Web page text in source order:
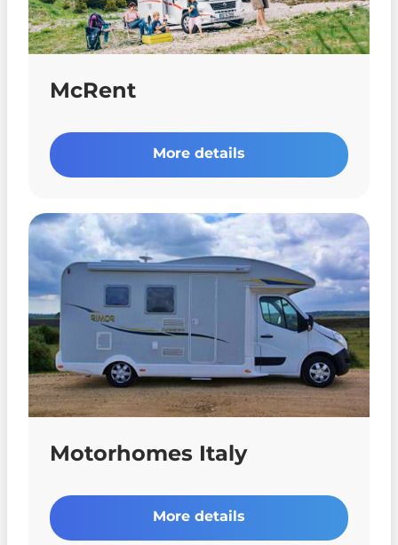
McRent
More details
Motorhomes Italy
More details